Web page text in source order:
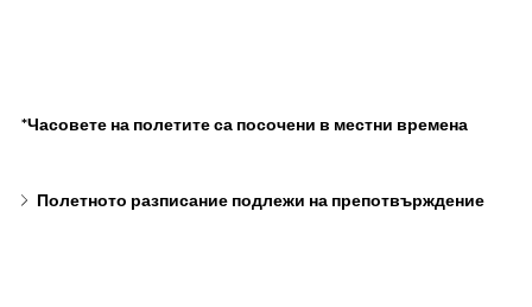
*Часовете на полетите са посочени в местни времена
Полетното разписание подлежи на препотвърждение